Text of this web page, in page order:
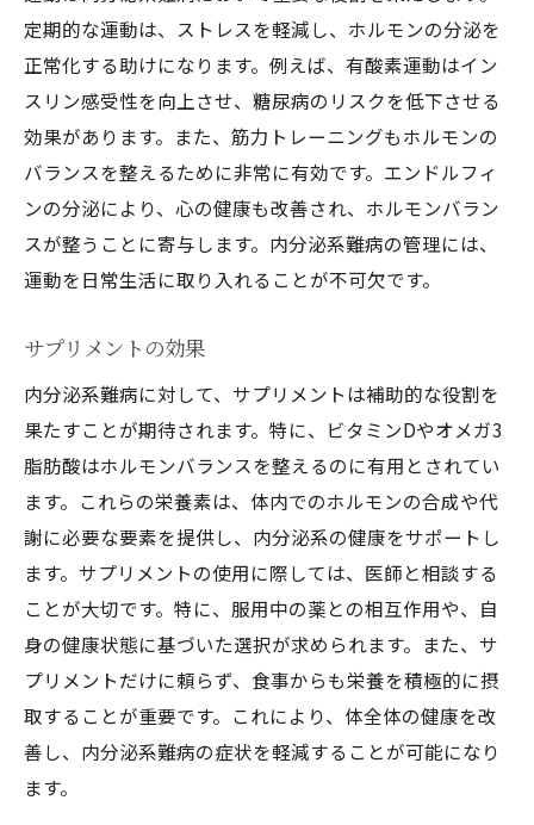
定期的な運動は、ストレスを軽減し、ホルモンの分泌を
正常化する助けになります。例えば、有酸素運動はイン
スリン感受性を向上させ、糖尿病のリスクを低下させる
効果があります。また、筋力トレーニングもホルモンの
バランスを整えるために非常に有効です。エンドルフィ
ンの分泌により、心の健康も改善され、ホルモンバラン
スが整うことに寄与します。内分泌系難病の管理には、
運動を日常生活に取り入れることが不可欠です。
サプリメントの効果
内分泌系難病に対して、サプリメントは補助的な役割を
果たすことが期待されます。特に、ビタミンDやオメガ3
脂肪酸はホルモンバランスを整えるのに有用とされてい
ます。これらの栄養素は、体内でのホルモンの合成や代
謝に必要な要素を提供し、内分泌系の健康をサポートし
ます。サプリメントの使用に際しては、医師と相談する
ことが大切です。特に、服用中の薬との相互作用や、自
身の健康状態に基づいた選択が求められます。また、サ
プリメントだけに頼らず、食事からも栄養を積極的に摂
取することが重要です。これにより、体全体の健康を改
善し、内分泌系難病の症状を軽減することが可能になり
ます。